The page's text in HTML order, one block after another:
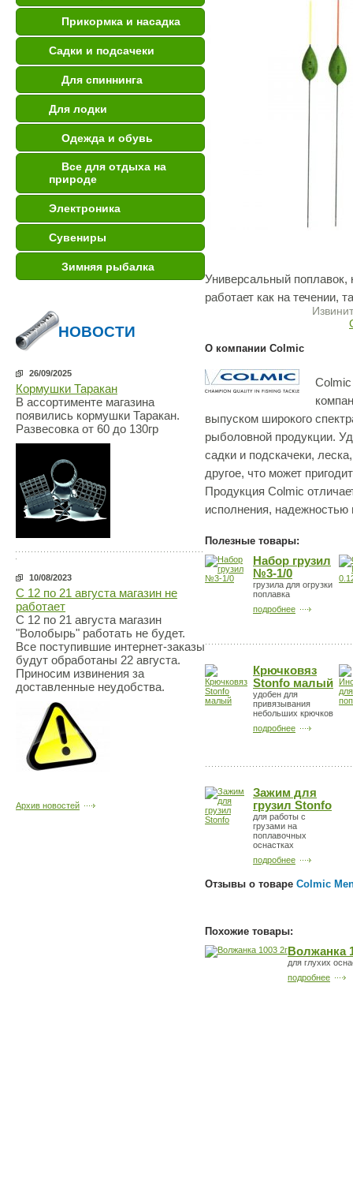
Прикормка и насадка
Садки и подсачеки
Для спиннинга
Для лодки
Одежда и обувь
Все для отдыха на
природе
Электроника
Сувениры
Зимняя рыбалка
НОВОСТИ
26/09/2025
Кормушки Таракан
В ассортименте магазина
появились кормушки Таракан.
Развесовка от 60 до 130гр
10/08/2023
С 12 по 21 августа магазин не
работает
С 12 по 21 августа магазин
"Волобырь" работать не будет.
Все поступившие интернет-заказы
будут обработаны 22 августа.
Приносим извинения за
доставленные неудобства.
Архив новостей
Универсальный поплавок,
работает как на течении,
О компании Colmic
Colmic
выпуском широкого
рыболовной продукции.
садки и подскачеки,
другое, что может
Продукция Colmic
исполнения, надежностью
Полезные товары:
Набор грузил
№3-1/0
грузила для огрузки
поплавка
подробнее
Крючковяз
Stonfo малый
удобен для
привязывания
небольших крючков
подробнее
Зажим для
грузил Stonfo
для работы с
грузами на
поплавочных
оснастках
подробнее
Отзывы о товаре Colmic
Похожие товары:
Волжанка
для глухих
подробнее